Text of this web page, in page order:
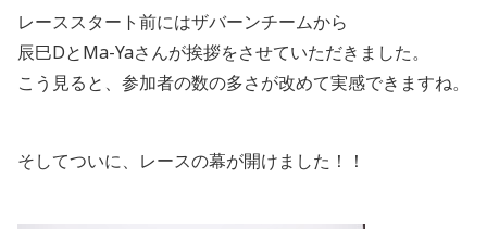
レーススタート前にはザバーンチームから
辰巳DとMa-Yaさんが挨拶をさせていただきました。
こう見ると、参加者の数の多さが改めて実感できますね。
そしてついに、レースの幕が開けました！！